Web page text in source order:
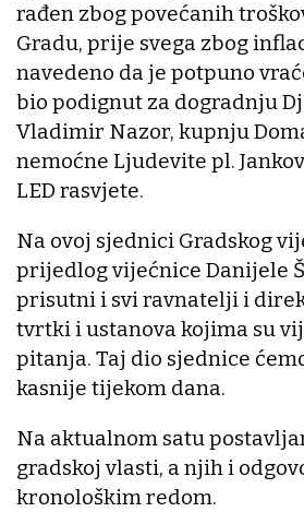
rađen zbog povećanih
Gradu, prije svega zbog
navedeno da je potpuno
bio podignut za dogradnju
Vladimir Nazor, kupnju
nemoćne Ljudevite pl.
LED rasvjete.
Na ovoj sjednici Gradskog
prijedlog vijećnice Danijele
prisutni i svi ravnatelji i
tvrtki i ustanova kojima su
pitanja. Taj dio sjednice
kasnije tijekom dana.
Na aktualnom satu
gradskoj vlasti, a njih i
kronološkim redom.